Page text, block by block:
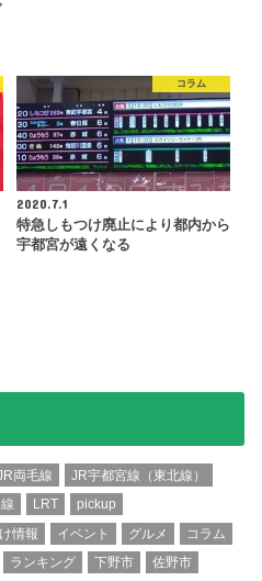
コラム
2020.7.1
特急しもつけ廃止により都内から
宇都宮が遠くなる
両毛線
JR宇都宮線（東北線）
LRT
pickup
情報 イベント グルメ
コラム
ランキング 下野市
佐野市